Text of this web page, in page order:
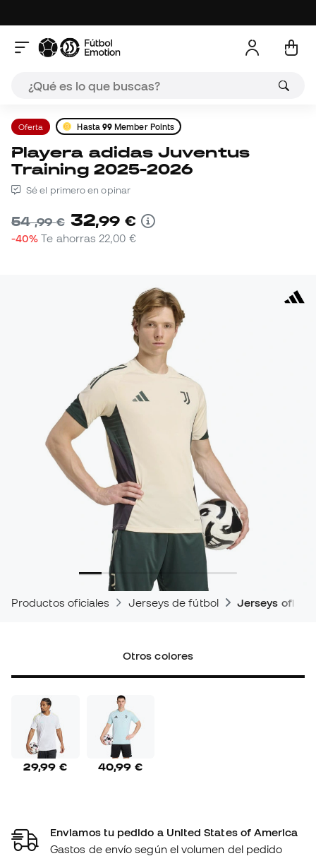
Oferta Hasta 99 Member Points
Playera adidas Juventus
Training 2025-2026
Sé el primero en opinar
54,99 € 32,99 €
-40% Te ahorras 22,00 €
Productos oficiales Jerseys de fútbol Jerseys
Otros colores
29,99 € 40,99 €
Enviamos tu pedido a United States of America
Gastos de envío según el volumen del pedido